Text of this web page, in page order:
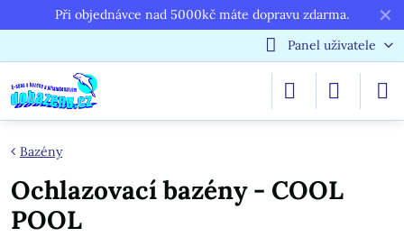
✕
Při objednávce nad 5000kč máte dopravu zdarma.
Panel uživatele
Bazény
Ochlazovací bazény - COOL
POOL